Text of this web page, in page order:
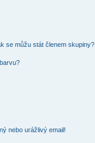
se můžu stát členem skupiny?
nebo urážlivý email!